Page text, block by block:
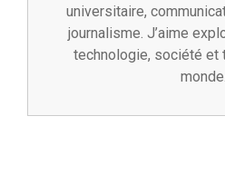
universitaire,
journalisme. J’aime
technologie, société et
monde.